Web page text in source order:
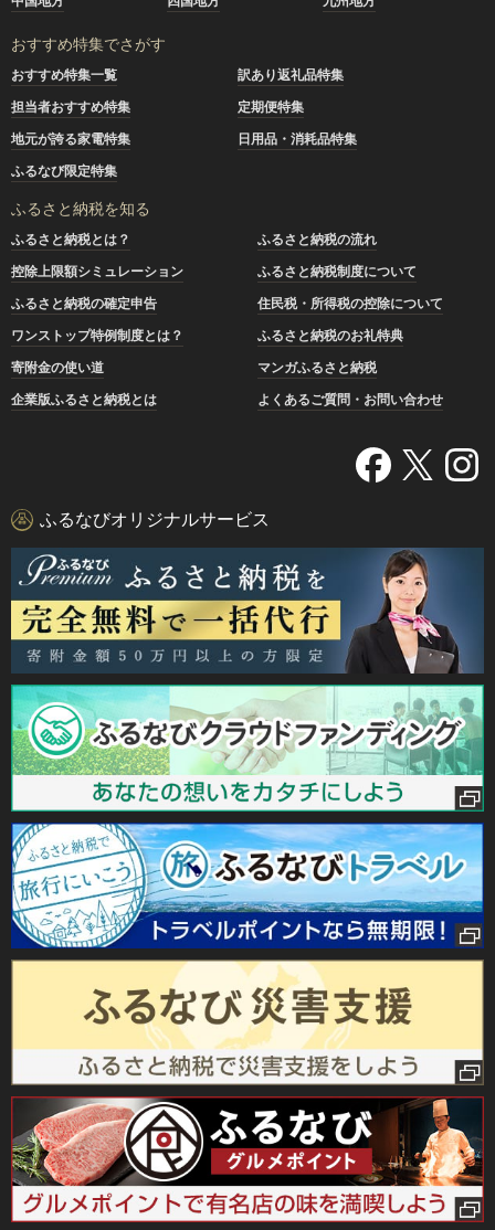
おすすめ特集でさがす
おすすめ特集一覧
訳あり返礼品特集
担当者おすすめ特集
定期便特集
地元が誇る家電特集
日用品・消耗品特集
ふるなび限定特集
ふるさと納税を知る
ふるさと納税とは？
ふるさと納税の流れ
控除上限額シミュレーション
ふるさと納税制度について
ふるさと納税の確定申告
住民税・所得税の控除について
ワンストップ特例制度とは？
ふるさと納税のお礼特典
寄附金の使い道
マンガふるさと納税
企業版ふるさと納税とは
よくあるご質問・お問い合わせ
ふるなびオリジナルサービス